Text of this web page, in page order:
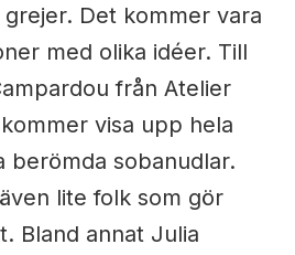
Det kommer vara
med olika idéer. Till
från Atelier
visa upp hela
berömda sobanudlar.
lite folk som gör
Bland annat Julia